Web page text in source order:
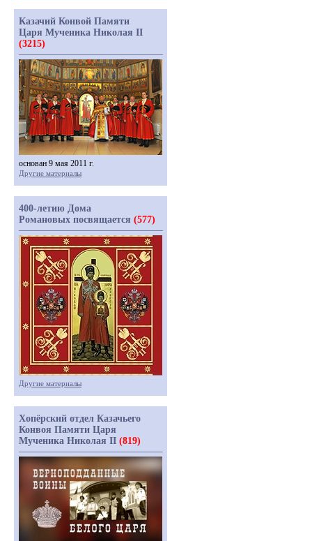
Казачий Конвой Памяти
Царя Мученика Николая II
(3215)
основан 9 мая 2011 г.
Другие материалы
400-летию Дома
Романовых посвящается (577)
Другие материалы
Хопёрский отдел Казачьего
Конвоя Памяти Царя
Мученика Николая II (819)